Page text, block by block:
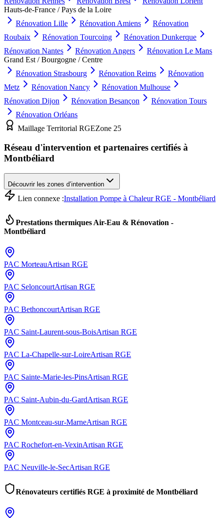
Hauts-de-France / Pays de la Loire
Rénovation Lille Rénovation Amiens
Rénovation
Roubaix
Rénovation Tourcoing Rénovation Dunkerque
Rénovation Nantes Rénovation Angers Rénovation Le Mans
Grand Est / Bourgogne / Centre
Rénovation Strasbourg Rénovation Reims
Rénovation
Metz
Rénovation Nancy Rénovation Mulhouse
Rénovation Dijon Rénovation Besançon Rénovation Tours
Rénovation Orléans
Maillage Territorial RGEZone 25
Réseau d'intervention et partenaires certifiés à
Montbéliard
Découvrir les zones d’intervention
Lien connexe :Installation Pompe à Chaleur RGE - Montbéliard
Prestations thermiques Air-Eau & Rénovation -
Montbéliard
PAC MorteauArtisan RGE
PAC SeloncourtArtisan RGE
PAC BethoncourtArtisan RGE
PAC Saint-Laurent-sous-BoisArtisan RGE
PAC La-Chapelle-sur-LoireArtisan RGE
PAC Sainte-Marie-les-PinsArtisan RGE
PAC Saint-Aubin-du-GardArtisan RGE
PAC Montceau-sur-MarneArtisan RGE
PAC Rochefort-en-VexinArtisan RGE
PAC Neuville-le-SecArtisan RGE
Rénovateurs certifiés RGE à proximité de Montbéliard